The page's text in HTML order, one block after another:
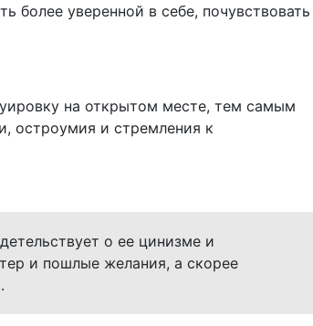
более уверенной в себе, почувствовать
на открытом месте, тем самым
остроумия и стремления к
о ее цинизме и
и пошлые желания, а скорее